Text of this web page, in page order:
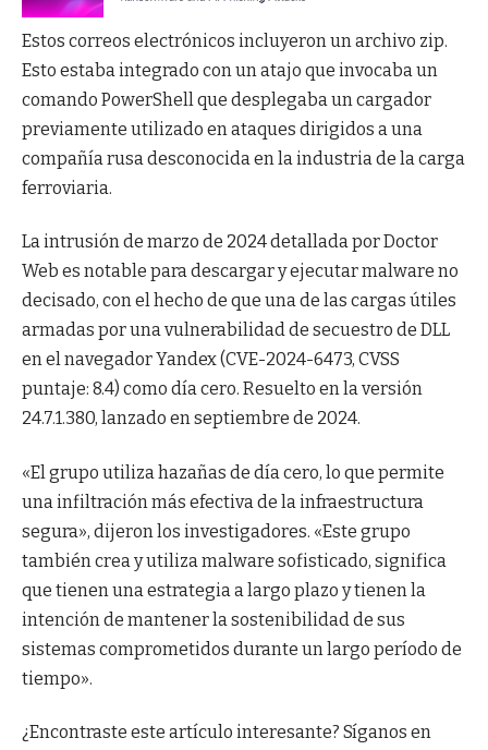
Estos correos electrónicos incluyeron un archivo zip.
Esto estaba integrado con un atajo que invocaba un
comando PowerShell que desplegaba un cargador
previamente utilizado en ataques dirigidos a una
compañía rusa desconocida en la industria de la carga
ferroviaria.
La intrusión de marzo de 2024 detallada por Doctor
Web es notable para descargar y ejecutar malware no
decisado, con el hecho de que una de las cargas útiles
armadas por una vulnerabilidad de secuestro de DLL
en el navegador Yandex (CVE-2024-6473, CVSS
puntaje: 8.4) como día cero. Resuelto en la versión
24.7.1.380, lanzado en septiembre de 2024.
«El grupo utiliza hazañas de día cero, lo que permite
una infiltración más efectiva de la infraestructura
segura», dijeron los investigadores. «Este grupo
también crea y utiliza malware sofisticado, significa
que tienen una estrategia a largo plazo y tienen la
intención de mantener la sostenibilidad de sus
sistemas comprometidos durante un largo período de
tiempo».
¿Encontraste este artículo interesante? Síganos en